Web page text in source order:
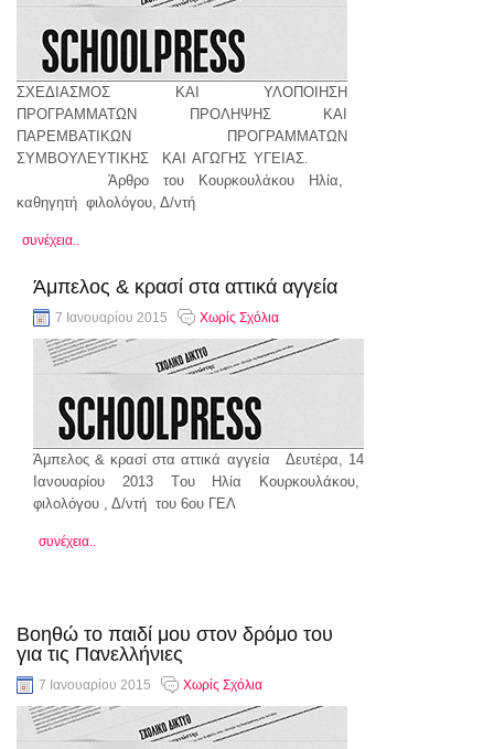
ΣΧΕΔΙΑΣΜΟΣ ΚΑΙ ΥΛΟΠΟΙΗΣΗ
ΠΡΟΓΡΑΜΜΑΤΩΝ ΠΡΟΛΗΨΗΣ ΚΑΙ
ΠΑΡΕΜΒΑΤΙΚΩΝ ΠΡΟΓΡΑΜΜΑΤΩΝ
ΣΥΜΒΟΥΛΕΥΤΙΚΗΣ ΚΑΙ ΑΓΩΓΗΣ ΥΓΕΙΑΣ.
Άρθρο του Κουρκουλάκου Ηλία,
καθηγητή φιλολόγου, Δ/ντή
συνέχεια..
Άμπελος & κρασί στα αττικά αγγεία
7 Ιανουαρίου 2015 Χωρίς Σχόλια
Άμπελος & κρασί στα αττικά αγγεία Δευτέρα, 14
Ιανουαρίου 2013 Tου Ηλία Κουρκουλάκου,
φιλολόγου , Δ/ντή του 6ου ΓΕΛ
συνέχεια..
Βοηθώ το παιδί μου στον δρόμο του
για τις Πανελλήνιες
7 Ιανουαρίου 2015 Χωρίς Σχόλια